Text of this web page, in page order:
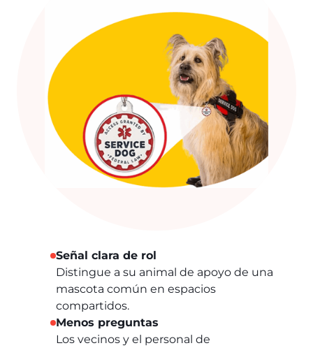
Señal clara de rol
Distingue a su animal de apoyo de una
mascota común en espacios
compartidos.
Menos preguntas
Los vecinos y el personal de